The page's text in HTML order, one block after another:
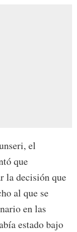
el
que
la decisión que
al que se
en las
estado bajo